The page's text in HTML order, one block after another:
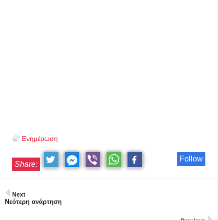
Ενημέρωση
Follow
Share:
Next
Νεότερη ανάρτηση